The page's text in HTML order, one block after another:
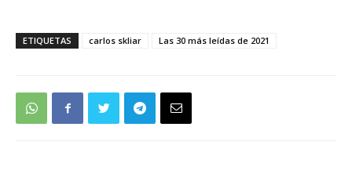
ETIQUETAS carlos skliar Las 30 más leídas de 2021